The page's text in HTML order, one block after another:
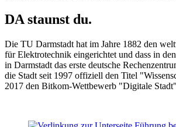
DA staunst du.
Die TU Darmstadt hat im Jahre 1882 den
für Elektrotechnik eingerichtet und dass in
in Darmstadt das erste deutsche
die Stadt seit 1997 offiziell den Titel
2017 den Bitkom-Wettbewerb "Digitale